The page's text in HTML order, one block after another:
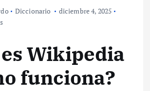
Diccionario
diciembre 4, 2025
Wikipedia
funciona?